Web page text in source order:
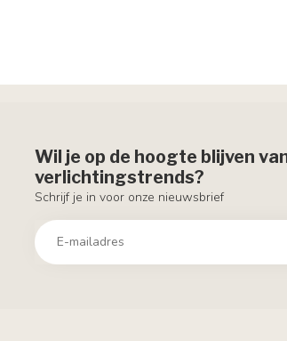
Wil je op de hoogte blijven
verlichtingstrends?
Schrijf je in voor onze nieuwsbrief